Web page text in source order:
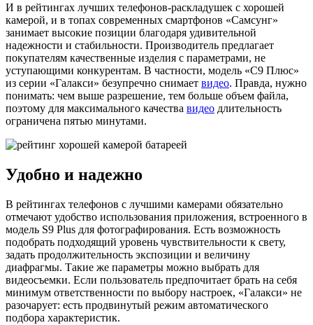
И в рейтингах лучших телефонов-раскладушек с хорошей
камерой, и в топах современных смартфонов «Самсунг»
занимает высокие позиции благодаря удивительной
надежности и стабильности. Производитель предлагает
покупателям качественные изделия с параметрами, не
уступающими конкурентам. В частности, модель «С9 Плюс»
из серии «Галакси» безупречно снимает видео. Правда, нужно
понимать: чем выше разрешение, тем больше объем файла,
поэтому для максимального качества видео длительность
ограничена пятью минутами.
Удобно и надежно
В рейтингах телефонов с лучшими камерами обязательно
отмечают удобство использования приложения, встроенного в
модель S9 Plus для фотографирования. Есть возможность
подобрать подходящий уровень чувствительности к свету,
задать продолжительность экспозиции и величину
диафрагмы. Такие же параметры можно выбрать для
видеосъемки. Если пользователь предпочитает брать на себя
минимум ответственности по выбору настроек, «Галакси» не
разочарует: есть продвинутый режим автоматического
подбора характеристик.